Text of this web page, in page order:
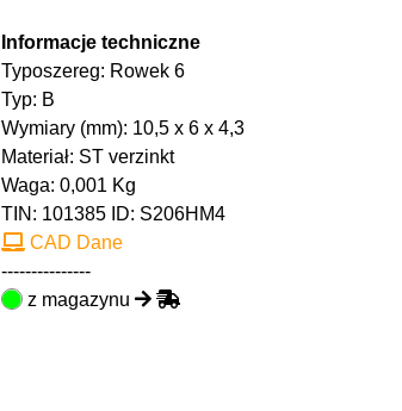
Informacje techniczne
Typoszereg: Rowek 6
Typ: B
Wymiary (mm): 10,5 x 6 x 4,3
Materiał: ST verzinkt
Waga: 0,001 Kg
TIN: 101385 ID: S206HM4
CAD Dane
---------------
z magazynu